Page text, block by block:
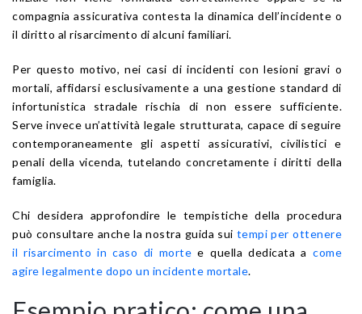
compagnia assicurativa contesta la dinamica dell’incidente o
il diritto al risarcimento di alcuni familiari.
Per questo motivo, nei casi di incidenti con lesioni gravi o
mortali, affidarsi esclusivamente a una gestione standard di
infortunistica stradale rischia di non essere sufficiente.
Serve invece un’attività legale strutturata, capace di seguire
contemporaneamente gli aspetti assicurativi, civilistici e
penali della vicenda, tutelando concretamente i diritti della
famiglia.
Chi desidera approfondire le tempistiche della procedura
può consultare anche la nostra guida sui tempi per ottenere
il risarcimento in caso di morte e quella dedicata a come
agire legalmente dopo un incidente mortale.